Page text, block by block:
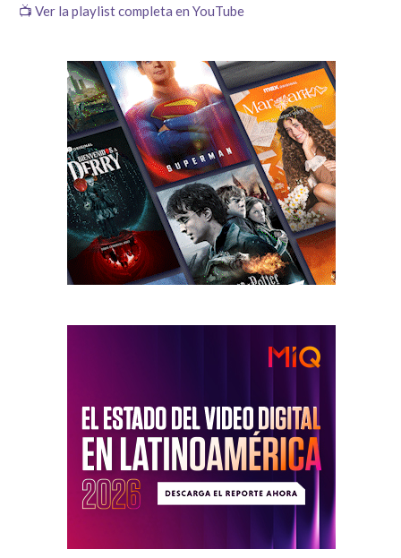
📺 Ver la playlist completa en YouTube